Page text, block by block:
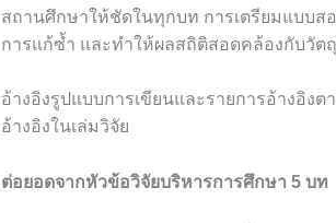
สถานศึกษาให้ชัดในทุกบท การเตรียมแบบส
การแก้ซ้ำ และทำให้ผลสถิติสอดคล้องกับวัต
อ้างอิงรูปแบบการเขียนและรายการอ้างอิงต
อ้างอิงในเล่มวิจัย
ต่อยอดจากหัวข้อวิจัยบริหารการศึกษา 5 บท